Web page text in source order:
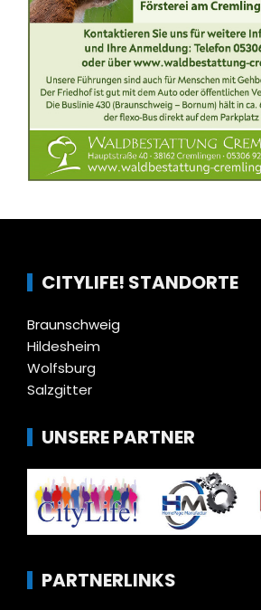
CITYLIFE! STANDORTE
Braunschweig
Hildesheim
Wolfsburg
Salzgitter
UNSERE PARTNER
PARTNERLINKS